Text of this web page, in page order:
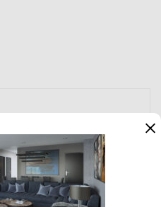
best seller, una silla
en acero con pintura
plana de
con terminado UV de
×